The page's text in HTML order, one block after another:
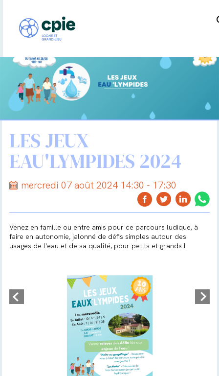
LES JEUX
EAU'LYMPIDES 2024
mercredi 07 août 2024 14:30 - 17:30
Venez en famille ou entre amis pour ce parcours ludique, à
faire en autonomie, jalonné de défis simples autour des
usages de l'eau et de sa qualité, pour petits et grands !